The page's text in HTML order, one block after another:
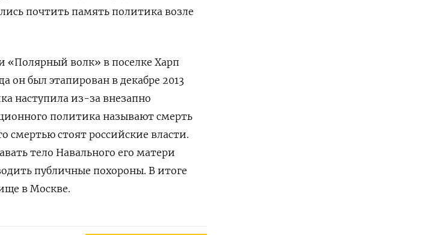
почтить память политика возле
«Полярный волк» в поселке Харп
был этапирован в декабре 2013
наступила из-за внезапно
политика называют смерть
смертью стоят российские власти.
тело Навального его матери
публичные похороны. В итоге
в Москве.